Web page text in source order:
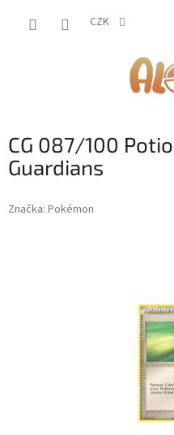
CZK
CG 087/100
Guardians
Značka: Pokémon